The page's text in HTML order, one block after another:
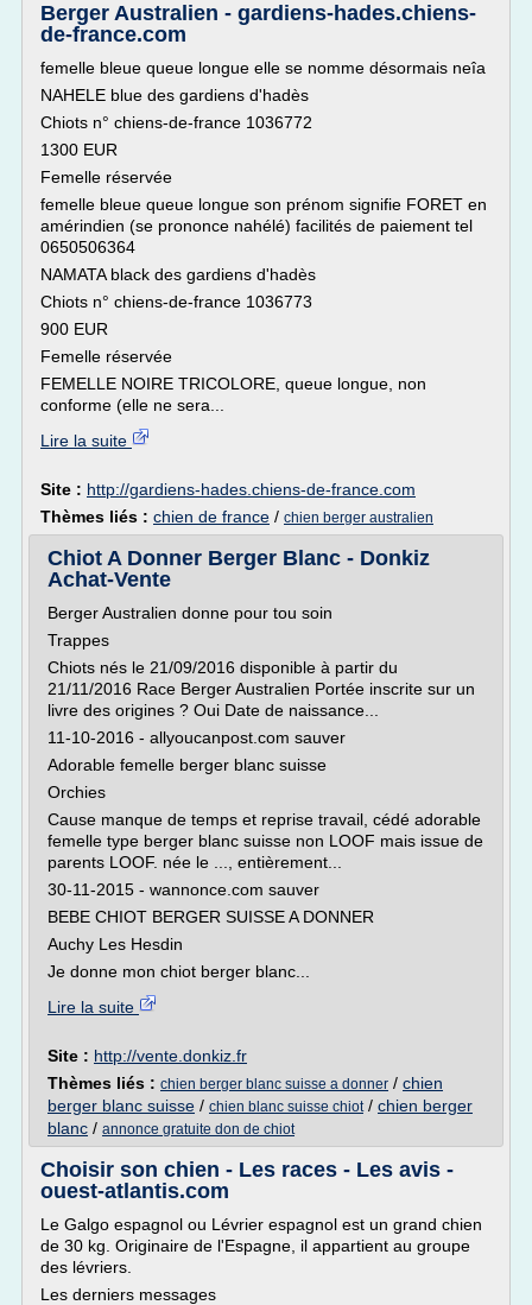
Berger Australien - gardiens-hades.chiens-
de-france.com
femelle bleue queue longue elle se nomme désormais neîa
NAHELE blue des gardiens d'hadès
Chiots n° chiens-de-france 1036772
1300 EUR
Femelle réservée
femelle bleue queue longue son prénom signifie FORET en
amérindien (se prononce nahélé) facilités de paiement tel
0650506364
NAMATA black des gardiens d'hadès
Chiots n° chiens-de-france 1036773
900 EUR
Femelle réservée
FEMELLE NOIRE TRICOLORE, queue longue, non
conforme (elle ne sera...
Lire la suite
Site : http://gardiens-hades.chiens-de-france.com
Thèmes liés : chien de france / chien berger australien
Chiot A Donner Berger Blanc - Donkiz
Achat-Vente
Berger Australien donne pour tou soin
Trappes
Chiots nés le 21/09/2016 disponible à partir du
21/11/2016 Race Berger Australien Portée inscrite sur un
livre des origines ? Oui Date de naissance...
11-10-2016 - allyoucanpost.com sauver
Adorable femelle berger blanc suisse
Orchies
Cause manque de temps et reprise travail, cédé adorable
femelle type berger blanc suisse non LOOF mais issue de
parents LOOF. née le ..., entièrement...
30-11-2015 - wannonce.com sauver
BEBE CHIOT BERGER SUISSE A DONNER
Auchy Les Hesdin
Je donne mon chiot berger blanc...
Lire la suite
Site : http://vente.donkiz.fr
Thèmes liés : chien berger blanc suisse a donner / chien
berger blanc suisse / chien blanc suisse chiot/ chien berger
blanc / annonce gratuite don de chiot
Choisir son chien - Les races - Les avis -
ouest-atlantis.com
Le Galgo espagnol ou Lévrier espagnol est un grand chien
de 30 kg. Originaire de l'Espagne, il appartient au groupe
des lévriers.
Les derniers messages